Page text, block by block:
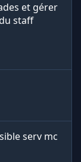
et gérer
staff
serv mc